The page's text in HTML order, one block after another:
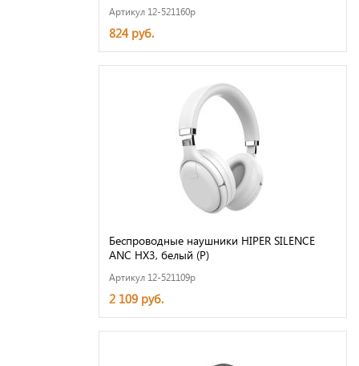
Артикул 12-521160p
824 руб.
Беспроводные наушники HIPER SILENCE
ANC HX3, белый (Р)
Артикул 12-521109p
2 109 руб.